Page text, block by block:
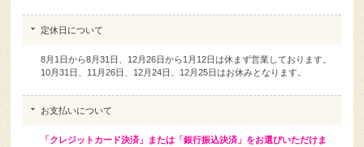
定休日について
8月1日から8月31日、12月26日から1月12日は休まず営業しております。
10月31日、11月26日、12月24日、12月25日はお休みとなります。
お支払いについて
「クレジットカード決済」または「銀行振込決済」をお選びいただけま